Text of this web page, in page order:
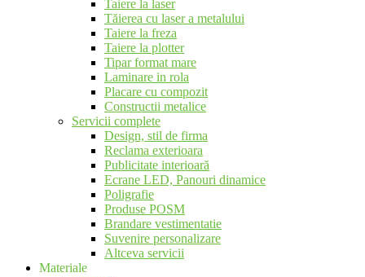
Taiere la laser
Tăierea cu laser a metalului
Taiere la freza
Taiere la plotter
Tipar format mare
Laminare in rola
Placare cu compozit
Constructii metalice
Servicii complete
Design, stil de firma
Reclama exterioara
Publicitate interioară
Ecrane LED, Panouri dinamice
Poligrafie
Produse POSM
Brandare vestimentatie
Suvenire personalizare
Altceva servicii
Materiale